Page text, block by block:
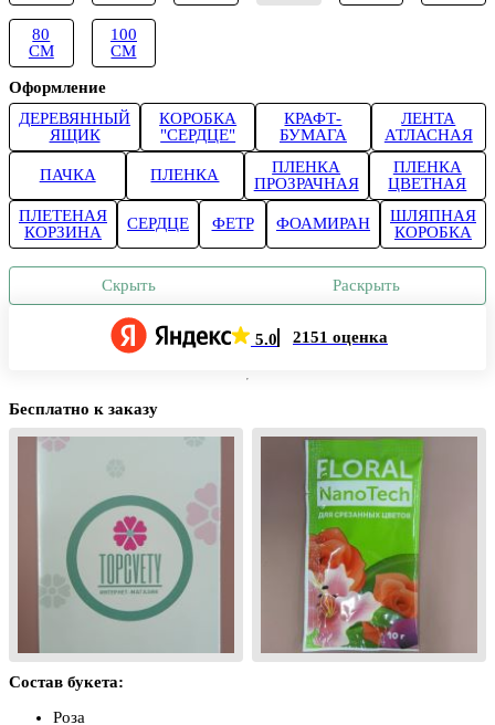
80
СМ
100
СМ
Оформление
ДЕРЕВЯННЫЙ
ЯЩИК
КОРОБКА
"СЕРДЦЕ"
КРАФТ-
БУМАГА
ЛЕНТА
АТЛАСНАЯ
ПАЧКА ПЛЕНКА
ПЛЕНКА
ПРОЗРАЧНАЯ
ПЛЕНКА
ЦВЕТНАЯ
ПЛЕТЕНАЯ
КОРЗИНА
СЕРДЦЕ ФЕТР ФОАМИРАН
ШЛЯПНАЯ
КОРОБКА
Скрыть Раскрыть
5.0 2151 оценка
Бесплатно к заказу
Состав букета:
Роза